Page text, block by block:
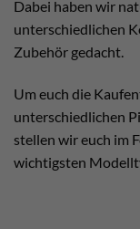
Dabei haben wir
unterschiedlichen
Zubehör gedacht.
Um euch die
unterschiedlichen
stellen wir euch im
wichtigsten